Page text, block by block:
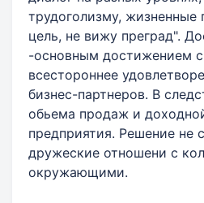
трудоголизму,
цель, не вижу преград".
-основным достижением
всестороннее
бизнес-партнеров. В
обьема продаж и
предприятия. Решение не
дружеские отношени с
окружающими.